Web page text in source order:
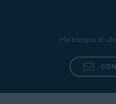
Hai bisogno di